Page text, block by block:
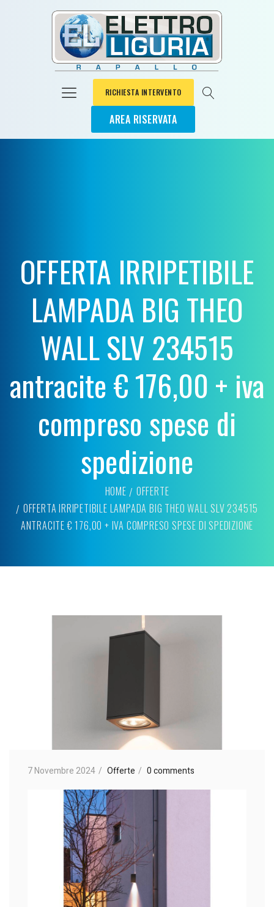
RICHIESTA INTERVENTO
AREA RISERVATA
OFFERTA IRRIPETIBILE
LAMPADA BIG THEO
WALL SLV 234515
antracite € 176,00 + iva
compreso spese di
spedizione
HOME
OFFERTE
OFFERTA IRRIPETIBILE LAMPADA BIG THEO WALL SLV 234515
ANTRACITE € 176,00 + IVA COMPRESO SPESE DI SPEDIZIONE
7 Novembre 2024 Offerte 0 comments